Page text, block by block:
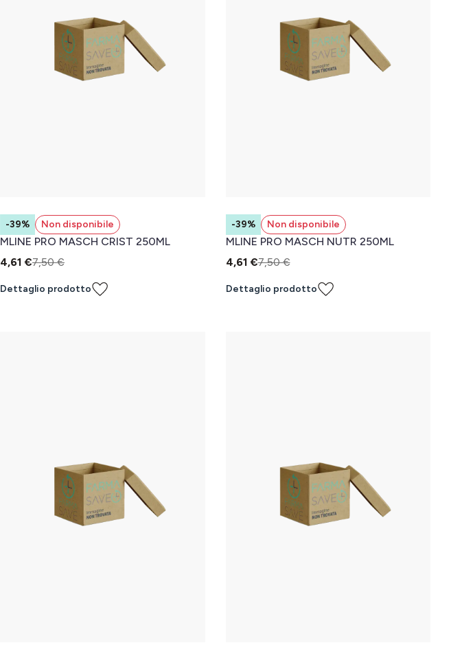
-39% Non disponibile
MLINE PRO MASCH CRIST 250ML
4,61 €7,50 €
Dettaglio prodotto
-39% Non disponibile
MLINE PRO MASCH NUTR 250ML
4,61 €7,50 €
Dettaglio prodotto